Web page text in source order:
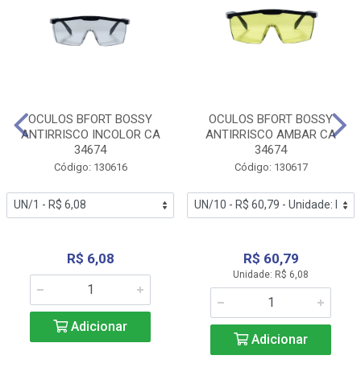
OCULOS BFORT BOSSY
ANTIRRISCO INCOLOR CA
34674
Código: 130616
R$ 6,08
Adicionar
OCULOS BFORT BOSSY
ANTIRRISCO AMBAR CA
34674
Código: 130617
R$ 60,79
Unidade: R$ 6,08
Adicionar